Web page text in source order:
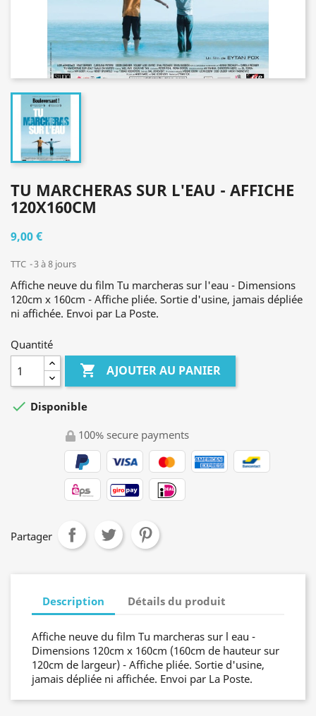
TU MARCHERAS SUR L'EAU - AFFICHE
120X160CM
9,00 €
TTC 3 à 8 jours
Affiche neuve du film Tu marcheras sur l'eau - Dimensions
120cm x 160cm - Affiche pliée. Sortie d'usine, jamais dépliée
ni affichée. Envoi par La Poste.
Quantité
 AJOUTER AU PANIER
 Disponible
100% secure payments
Partager
Description Détails du produit
Affiche neuve du film Tu marcheras sur l eau -
Dimensions 120cm x 160cm (160cm de hauteur sur
120cm de largeur) - Affiche pliée. Sortie d'usine,
jamais dépliée ni affichée. Envoi par La Poste.